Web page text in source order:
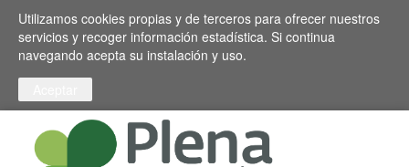
Pasar al contenido principal
Toggle high contrast
Utilizamos cookies propias y de terceros para ofrecer nuestros
servicios y recoger información estadística. Si continua
navegando acepta su instalación y uso.